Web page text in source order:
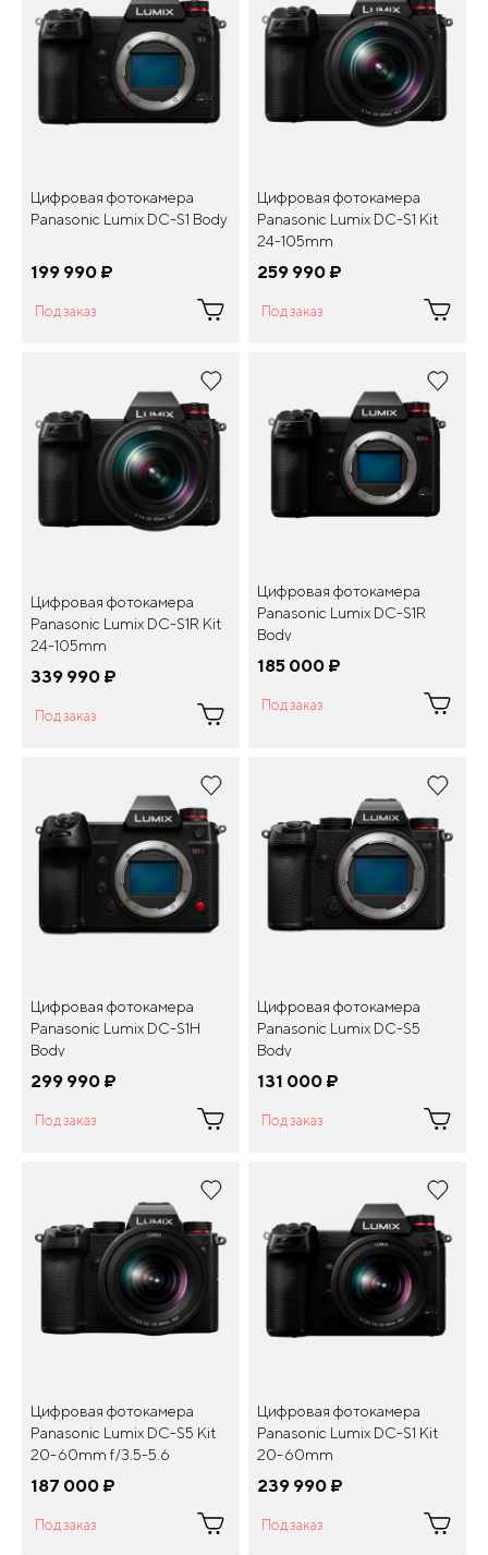
Цифровая фотокамера
Panasonic Lumix DC-S1 Body
199 990 ¤
Под заказ
Цифровая фотокамера
Panasonic Lumix DC-S1 Kit
24-105mm
259 990 ¤
Под заказ
Цифровая фотокамера
Panasonic Lumix DC-S1R Kit
24-105mm
339 990 ¤
Под заказ
Цифровая фотокамера
Panasonic Lumix DC-S1R
Body
185 000 ¤
Под заказ
Цифровая фотокамера
Panasonic Lumix DC-S1H
Body
299 990 ¤
Под заказ
Цифровая фотокамера
Panasonic Lumix DC-S5
Body
131 000 ¤
Под заказ
Цифровая фотокамера
Panasonic Lumix DC-S5 Kit
20-60mm f/3.5-5.6
187 000 ¤
Под заказ
Цифровая фотокамера
Panasonic Lumix DC-S1 Kit
20-60mm
239 990 ¤
Под заказ